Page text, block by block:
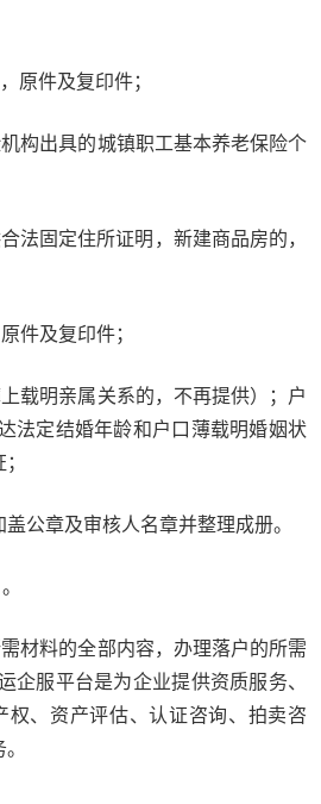
，原件及复印件；
构出具的城镇职工基本养老保险个
法固定住所证明，新建商品房的，
件及复印件；
载明亲属关系的，不再提供）；户
法定结婚年龄和户口薄载明婚姻状
公章及审核人名章并整理成册。
材料的全部内容，办理落户的所需
服平台是为企业提供资质服务、
、资产评估、认证咨询、拍卖咨